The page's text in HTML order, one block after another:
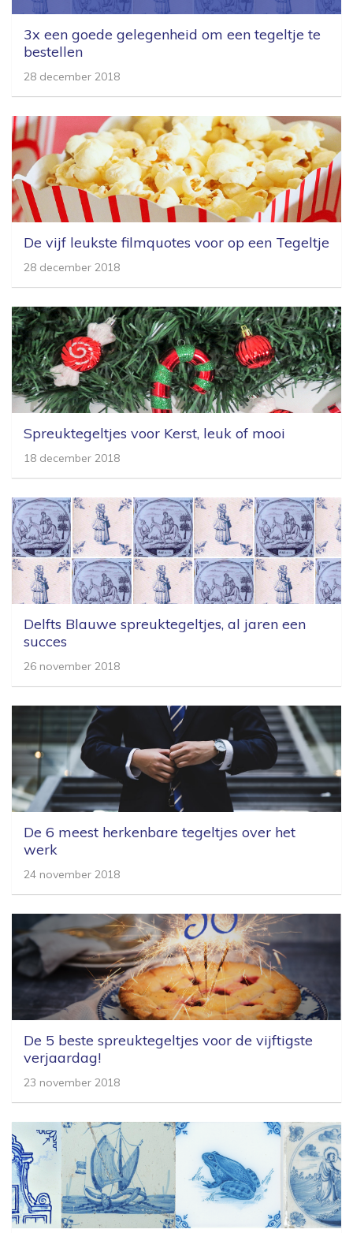
3x een goede gelegenheid om een tegeltje te
bestellen
28 december 2018
De vijf leukste filmquotes voor op een Tegeltje
28 december 2018
Spreuktegeltjes voor Kerst, leuk of mooi
18 december 2018
Delfts Blauwe spreuktegeltjes, al jaren een
succes
26 november 2018
De 6 meest herkenbare tegeltjes over het
werk
24 november 2018
De 5 beste spreuktegeltjes voor de vijftigste
verjaardag!
23 november 2018